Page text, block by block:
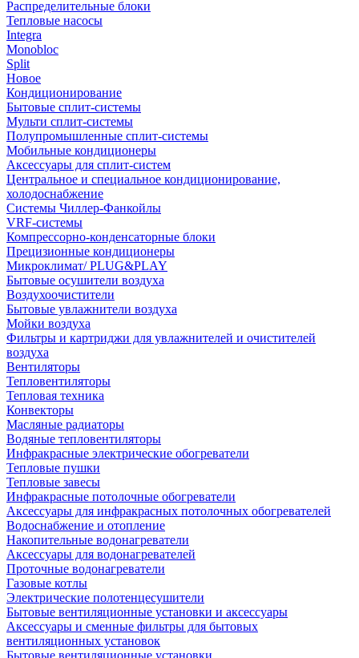
Распределительные блоки
Тепловые насосы
Integra
Monobloc
Split
Новое
Кондиционирование
Бытовые сплит-системы
Мульти сплит-системы
Полупромышленные сплит-системы
Мобильные кондиционеры
Аксессуары для сплит-систем
Центральное и специальное кондиционирование,
холодоснабжение
Системы Чиллер-Фанкойлы
VRF-системы
Компрессорно-конденсаторные блоки
Прецизионные кондиционеры
Микроклимат/ PLUG&PLAY
Бытовые осушители воздуха
Воздухоочистители
Бытовые увлажнители воздуха
Мойки воздуха
Фильтры и картриджи для увлажнителей и очистителей
воздуха
Вентиляторы
Тепловентиляторы
Тепловая техника
Конвекторы
Масляные радиаторы
Водяные тепловентиляторы
Инфракрасные электрические обогреватели
Тепловые пушки
Тепловые завесы
Инфракрасные потолочные обогреватели
Аксессуары для инфракрасных потолочных обогревателей
Водоснабжение и отопление
Накопительные водонагреватели
Аксессуары для водонагревателей
Проточные водонагреватели
Газовые котлы
Электрические полотенцесушители
Бытовые вентиляционные установки и аксессуары
Аксессуары и сменные фильтры для бытовых
вентиляционных установок
Бытовые вентиляционные установки